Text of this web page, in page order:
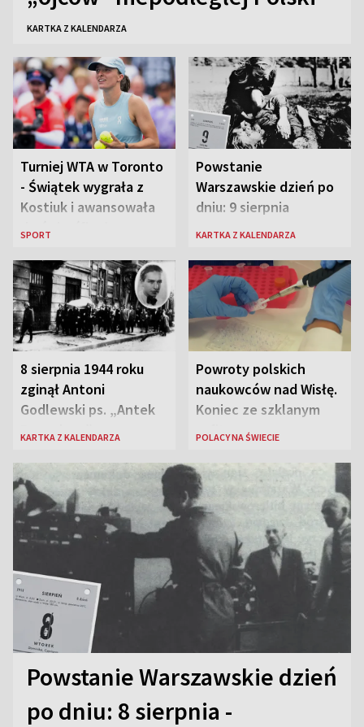
KARTKA Z KALENDARZA
Turniej WTA w Toronto
- Świątek wygrała z
Kostiuk i awansowała
do ćwierćfinału
SPORT
Powstanie
Warszawskie dzień po
dniu: 9 sierpnia
KARTKA Z KALENDARZA
8 sierpnia 1944 roku
zginął Antoni
Godlewski ps. „Antek
Rozpylacz”
KARTKA Z KALENDARZA
Powroty polskich
naukowców nad Wisłę.
Koniec ze szklanym
sufitem
POLACY NA ŚWIECIE
Powstanie Warszawskie dzień
po dniu: 8 sierpnia -